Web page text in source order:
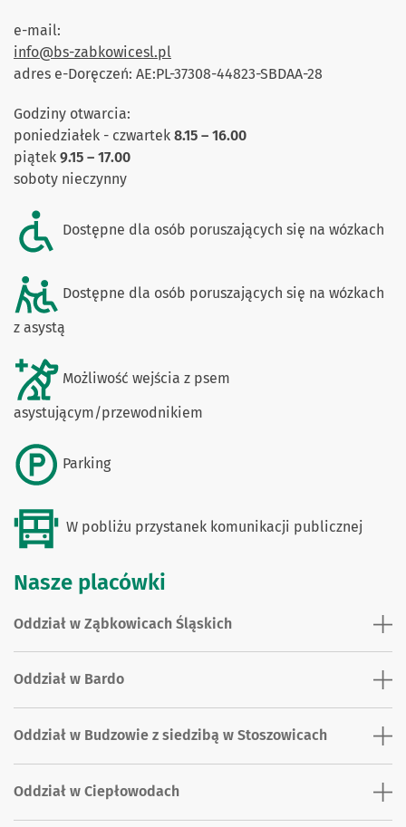
e-mail:
info@bs-zabkowicesl.pl
adres e-Doręczeń: AE:PL-37308-44823-SBDAA-28
Godziny otwarcia:
poniedziałek - czwartek 8.15 – 16.00
piątek 9.15 – 17.00
soboty nieczynny
Dostępne dla osób poruszających się na wózkach
Dostępne dla osób poruszających się na wózkach
z asystą
Możliwość wejścia z psem
asystującym/przewodnikiem
Parking
W pobliżu przystanek komunikacji publicznej
Nasze placówki
Oddział w Ząbkowicach Śląskich
Oddział w Bardo
Oddział w Budzowie z siedzibą w Stoszowicach
Oddział w Ciepłowodach